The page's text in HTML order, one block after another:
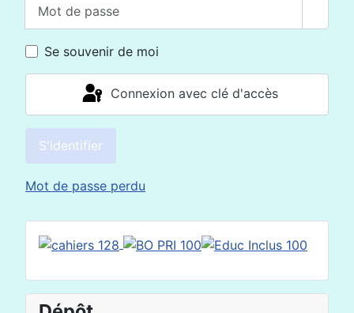
Se souvenir de moi
Connexion avec clé d'accès
S'identifier
Mot de passe perdu